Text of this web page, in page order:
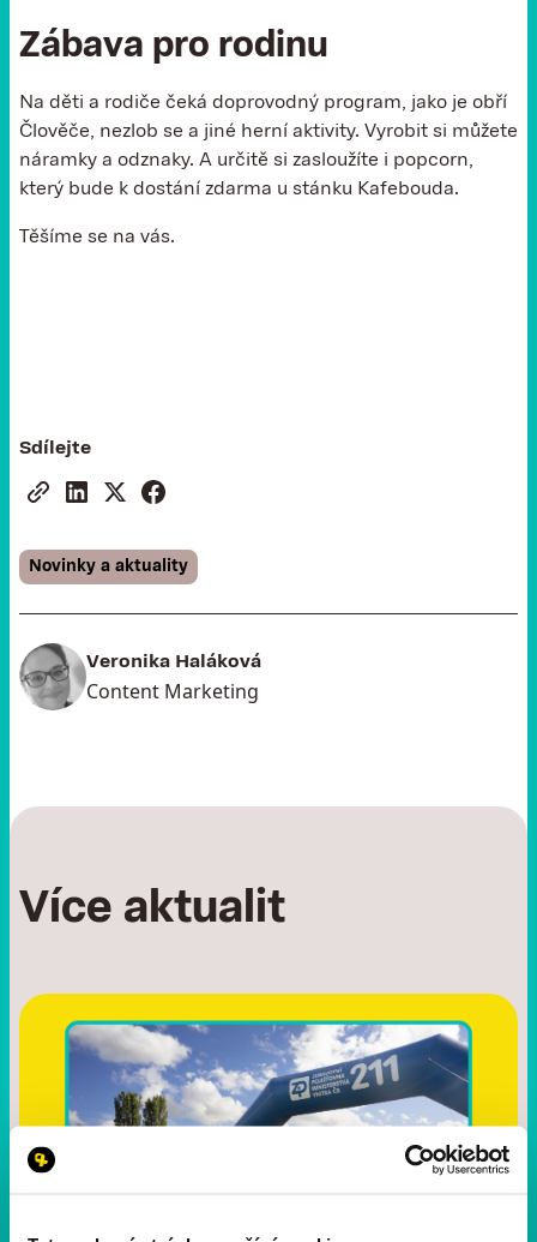
Zábava pro rodinu
Na děti a rodiče čeká doprovodný program, jako je obří
Člověče, nezlob se a jiné herní aktivity. Vyrobit si můžete
náramky a odznaky. A určitě si zasloužíte i popcorn,
který bude k dostání zdarma u stánku Kafebouda.
Těšíme se na vás.
Sdílejte
Novinky a aktuality
Veronika Haláková
Content Marketing
Více aktualit